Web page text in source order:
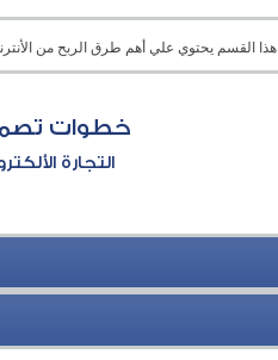
هذا القسم يحتوي علي أهم طرق الربح من الأنترنت
خطوات
التجارة